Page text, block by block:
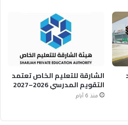
الشارقة للتعليم الخاص تعتمد
التقويم المدرسي 2026–2027
منذ 6 أيام